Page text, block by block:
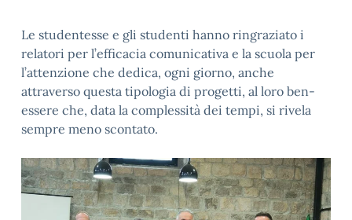
Le studentesse e gli studenti hanno ringraziato i
relatori per l’efficacia comunicativa e la scuola per
l’attenzione che dedica, ogni giorno, anche
attraverso questa tipologia di progetti, al loro ben-
essere che, data la complessità dei tempi, si rivela
sempre meno scontato.